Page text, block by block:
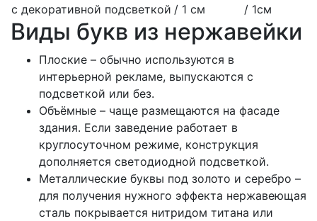
с декоративной подсветкой / 1 см
/ 1см
Виды букв из нержавейки
Плоские – обычно используются в
интерьерной рекламе, выпускаются с
подсветкой или без.
Объёмные – чаще размещаются на фасаде
здания. Если заведение работает в
круглосуточном режиме, конструкция
дополняется светодиодной подсветкой.
Металлические буквы под золото и серебро –
для получения нужного эффекта нержавеющая
сталь покрывается нитридом титана или